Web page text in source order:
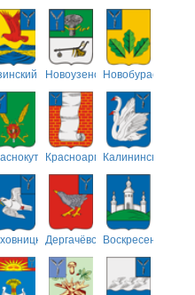
НовоузенскийНовобурасский
Красноармейский
Калининский
ДергачёвскийВоскресенский